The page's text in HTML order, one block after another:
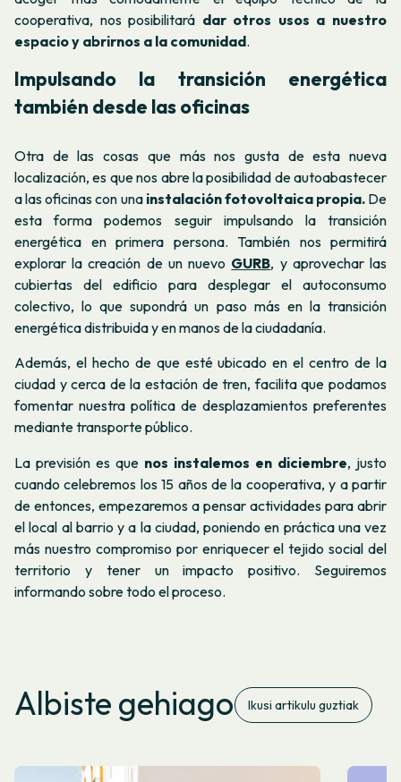
cooperativa, nos posibilitará dar otros usos a nuestro
espacio y abrirnos a la comunidad.
Impulsando la transición energética
también desde las oficinas
Otra de las cosas que más nos gusta de esta nueva
localización, es que nos abre la posibilidad de autoabastecer
a las oficinas con una instalación fotovoltaica propia. De
esta forma podemos seguir impulsando la transición
energética en primera persona. También nos permitirá
explorar la creación de un nuevo GURB, y aprovechar las
cubiertas del edificio para desplegar el autoconsumo
colectivo, lo que supondrá un paso más en la transición
energética distribuida y en manos de la ciudadanía.
Además, el hecho de que esté ubicado en el centro de la
ciudad y cerca de la estación de tren, facilita que podamos
fomentar nuestra política de desplazamientos preferentes
mediante transporte público.
La previsión es que nos instalemos en diciembre, justo
cuando celebremos los 15 años de la cooperativa, y a partir
de entonces, empezaremos a pensar actividades para abrir
el local al barrio y a la ciudad, poniendo en práctica una vez
más nuestro compromiso por enriquecer el tejido social del
territorio y tener un impacto positivo. Seguiremos
informando sobre todo el proceso.
Albiste gehiago Ikusi artikulu guztiak